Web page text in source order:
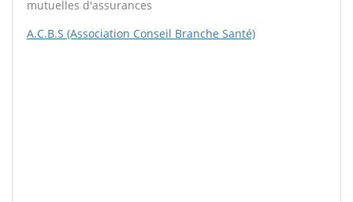
mutuelles d'assurances
A.C.B.S (Association Conseil Branche Santé)